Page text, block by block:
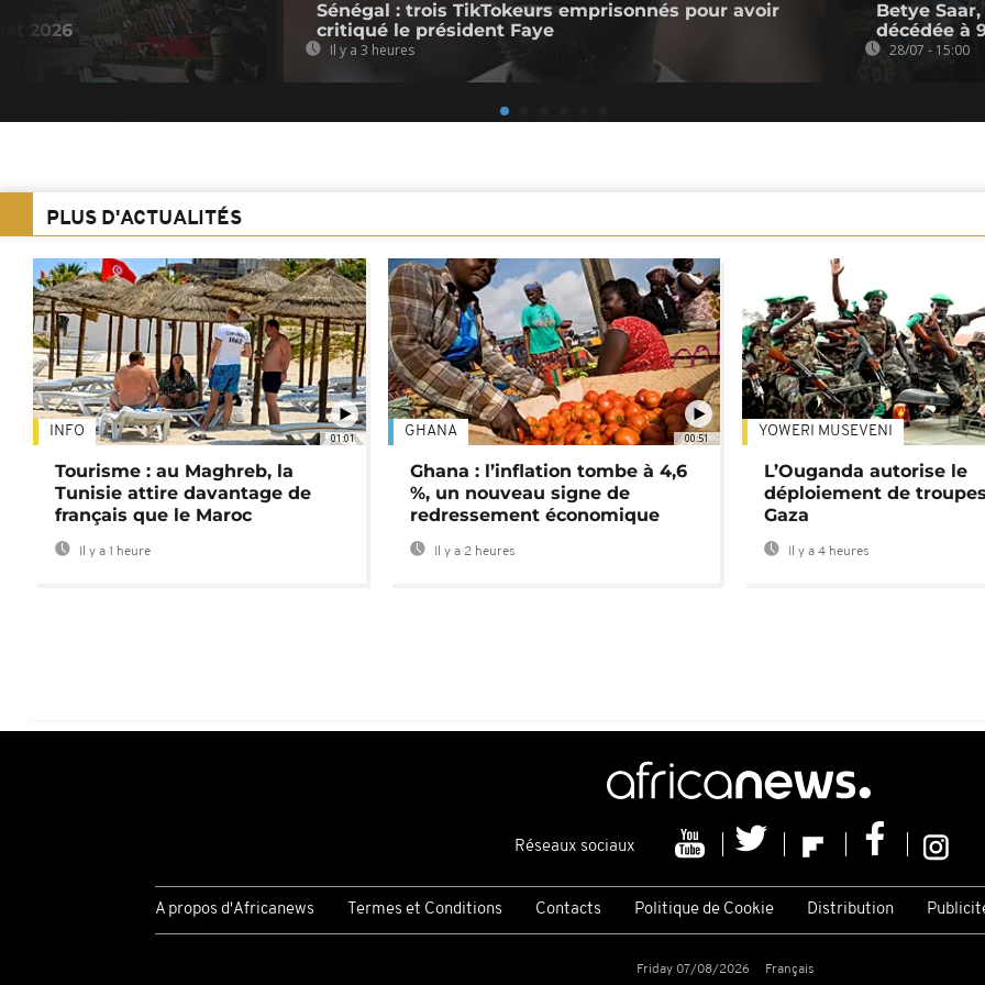
2026
Sénégal : trois TikTokeurs emprisonnés pour avoir
critiqué le président Faye
Il y a 3 heures
Betye
décédée à
28/07 - 15:00
PLUS D'ACTUALITÉS
01:01
INFO
Tourisme : au Maghreb, la
Tunisie attire davantage de
français que le Maroc
Il y a 1 heure
00:51
GHANA
Ghana : l’inflation tombe à 4,6
%, un nouveau signe de
redressement économique
Il y a 2 heures
YOWERI MUSEVENI
L’Ouganda autorise le
déploiement de
Gaza
Il y a 4 heures
Réseaux sociaux
A propos d'Africanews Termes et Conditions Contacts Politique de Cookie Distribution
Friday 07/08/2026